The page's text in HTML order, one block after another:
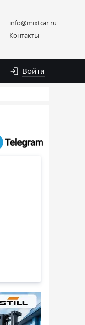
info@mixtcar.ru
Контакты
Войти